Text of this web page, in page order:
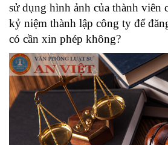
sử dụng hình ảnh của thành viên
kỷ niệm thành lập công ty để
có cần xin phép không?